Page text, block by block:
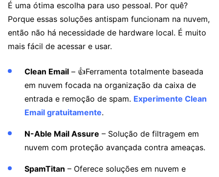
É uma ótima escolha para uso pessoal. Por quê?
Porque essas soluções antispam funcionam na nuvem,
então não há necessidade de hardware local. É muito
mais fácil de acessar e usar.
Clean Email – 👍Ferramenta totalmente baseada
em nuvem focada na organização da caixa de
entrada e remoção de spam. Experimente Clean
Email gratuitamente.
N-Able Mail Assure – Solução de filtragem em
nuvem com proteção avançada contra ameaças.
SpamTitan – Oferece soluções em nuvem e